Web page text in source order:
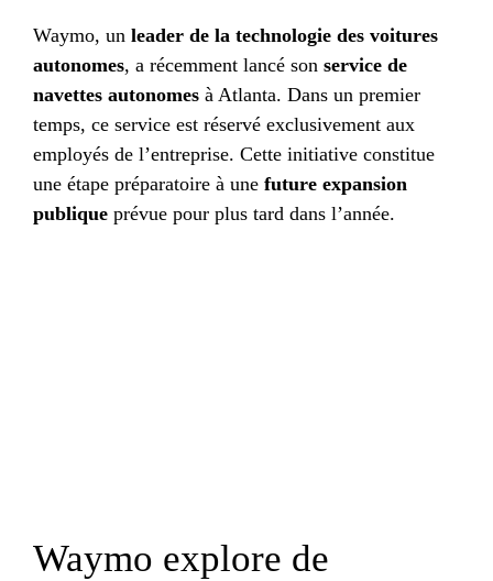
Waymo, un leader de la technologie des voitures
autonomes, a récemment lancé son service de
navettes autonomes à Atlanta. Dans un premier
temps, ce service est réservé exclusivement aux
employés de l’entreprise. Cette initiative constitue
une étape préparatoire à une future expansion
publique prévue pour plus tard dans l’année.
Waymo explore de